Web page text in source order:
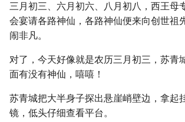
三月初三、六月初六、八月初八，西王母
会宴请各路神仙，各路神仙便来向创世祖
闹非凡。
对了，今天好像就是农历三月初三，苏青
面有没有神仙，嘻嘻！
苏青城把大半身子探出悬崖峭壁边，拿起
镜，低头仔细查看平台。